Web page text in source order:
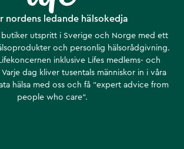
nordens ledande hälsokedja
butiker utspritt i Sverige och Norge med ett
och personlig hälsorådgivning.
inklusive Lifes medlems- och
dag kliver tusentals människor in i våra
hälsa med oss och få ”expert advice from
people who care”.